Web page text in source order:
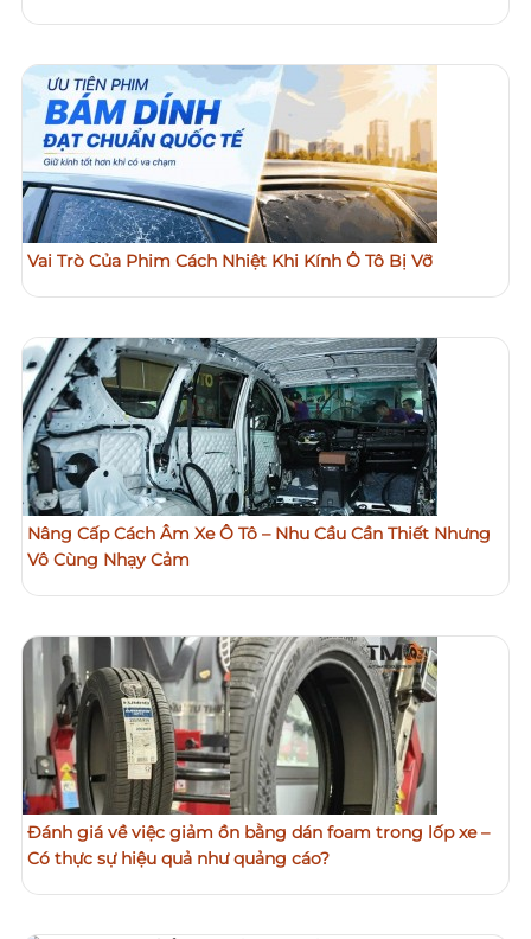
Vai Trò Của Phim Cách Nhiệt Khi Kính Ô Tô Bị Vỡ
Nâng Cấp Cách Âm Xe Ô Tô – Nhu Cầu Cần Thiết Nhưng
Vô Cùng Nhạy Cảm
Đánh giá về việc giảm ồn bằng dán foam trong lốp xe –
Có thực sự hiệu quả như quảng cáo?